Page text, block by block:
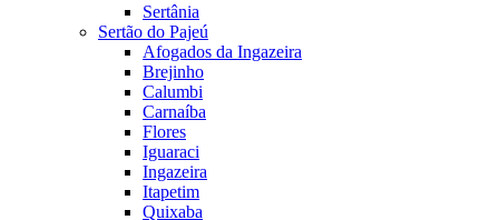
Sertânia
Sertão do Pajeú
Afogados da Ingazeira
Brejinho
Calumbi
Carnaíba
Flores
Iguaraci
Ingazeira
Itapetim
Quixaba